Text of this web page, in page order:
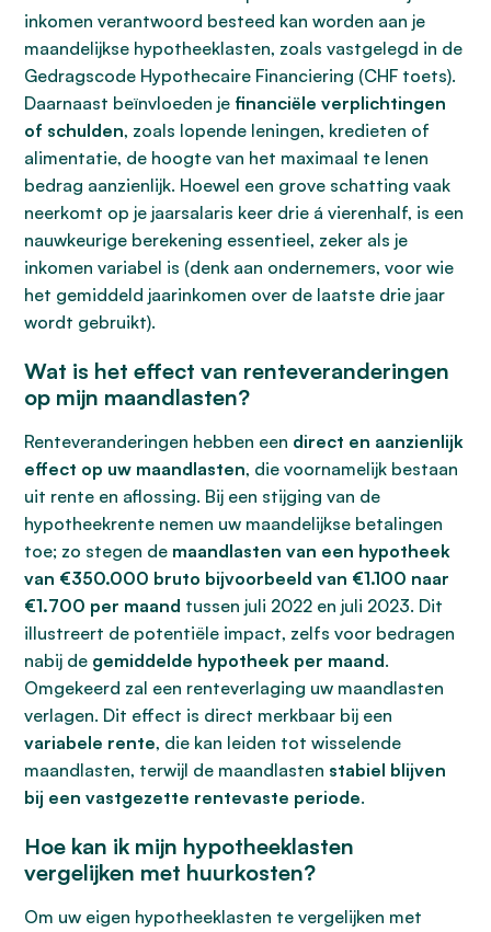
inkomen verantwoord besteed kan worden aan je
maandelijkse hypotheeklasten, zoals vastgelegd in de
Gedragscode Hypothecaire Financiering (CHF toets).
Daarnaast beïnvloeden je financiële verplichtingen
of schulden, zoals lopende leningen, kredieten of
alimentatie, de hoogte van het maximaal te lenen
bedrag aanzienlijk. Hoewel een grove schatting vaak
neerkomt op je jaarsalaris keer drie á vierenhalf, is een
nauwkeurige berekening essentieel, zeker als je
inkomen variabel is (denk aan ondernemers, voor wie
het gemiddeld jaarinkomen over de laatste drie jaar
wordt gebruikt).
Wat is het effect van renteveranderingen
op mijn maandlasten?
Renteveranderingen hebben een direct en aanzienlijk
effect op uw maandlasten, die voornamelijk bestaan
uit rente en aflossing. Bij een stijging van de
hypotheekrente nemen uw maandelijkse betalingen
toe; zo stegen de maandlasten van een hypotheek
van €350.000 bruto bijvoorbeeld van €1.100 naar
€1.700 per maand tussen juli 2022 en juli 2023. Dit
illustreert de potentiële impact, zelfs voor bedragen
nabij de gemiddelde hypotheek per maand.
Omgekeerd zal een renteverlaging uw maandlasten
verlagen. Dit effect is direct merkbaar bij een
variabele rente, die kan leiden tot wisselende
maandlasten, terwijl de maandlasten stabiel blijven
bij een vastgezette rentevaste periode.
Hoe kan ik mijn hypotheeklasten
vergelijken met huurkosten?
Om uw eigen hypotheeklasten te vergelijken met